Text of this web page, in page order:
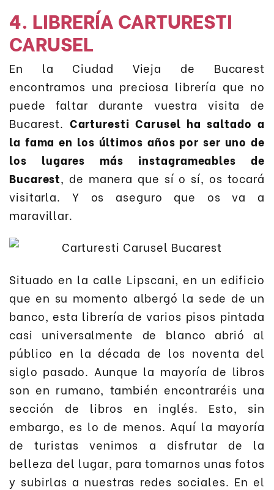
4. LIBRERÍA CARTURESTI
CARUSEL
En la Ciudad Vieja de Bucarest
encontramos una preciosa librería que no
puede faltar durante vuestra visita de
Bucarest. Carturesti Carusel ha saltado a
la fama en los últimos años por ser uno de
los lugares más instagrameables de
Bucarest, de manera que sí o sí, os tocará
visitarla. Y os aseguro que os va a
maravillar.
Situado en la calle Lipscani, en un edificio
que en su momento albergó la sede de un
banco, esta librería de varios pisos pintada
casi universalmente de blanco abrió al
público en la década de los noventa del
siglo pasado. Aunque la mayoría de libros
son en rumano, también encontraréis una
sección de libros en inglés. Esto, sin
embargo, es lo de menos. Aquí la mayoría
de turistas venimos a disfrutar de la
belleza del lugar, para tomarnos unas fotos
y subirlas a nuestras redes sociales. En el